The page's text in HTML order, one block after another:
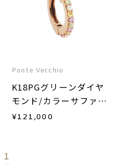
Ponte Vecchio
K18PGグリーンダイヤ
モンド/カラーサファイ
ア/ダイヤモンドイヤー
¥121,000
1